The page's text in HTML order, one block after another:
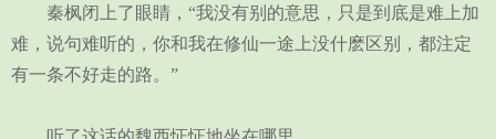
秦枫闭上了眼睛，“我没有别的意思，只是到底是难上加
难，说句难听的，你和我在修仙一途上没什麽区别，都注定
有一条不好走的路。”